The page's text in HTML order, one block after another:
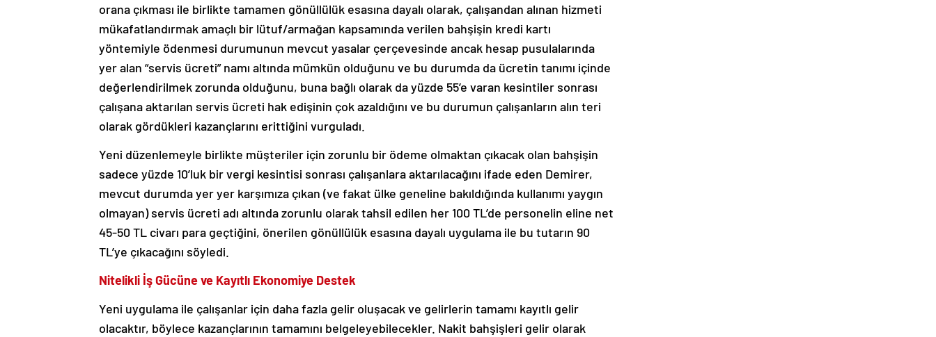
orana çıkması ile birlikte tamamen gönüllülük esasına dayalı olarak, çalışandan alınan hizmeti
mükafatlandırmak amaçlı bir lütuf/armağan kapsamında verilen bahşişin kredi kartı
yöntemiyle ödenmesi durumunun mevcut yasalar çerçevesinde ancak hesap pusulalarında
yer alan “servis ücreti” namı altında mümkün olduğunu ve bu durumda da ücretin tanımı içinde
değerlendirilmek zorunda olduğunu, buna bağlı olarak da yüzde 55’e varan kesintiler sonrası
çalışana aktarılan servis ücreti hak edişinin çok azaldığını ve bu durumun çalışanların alın teri
olarak gördükleri kazançlarını erittiğini vurguladı.
Yeni düzenlemeyle birlikte müşteriler için zorunlu bir ödeme olmaktan çıkacak olan bahşişin
sadece yüzde 10’luk bir vergi kesintisi sonrası çalışanlara aktarılacağını ifade eden Demirer,
mevcut durumda yer yer karşımıza çıkan (ve fakat ülke geneline bakıldığında kullanımı yaygın
olmayan) servis ücreti adı altında zorunlu olarak tahsil edilen her 100 TL’de personelin eline net
45-50 TL civarı para geçtiğini, önerilen gönüllülük esasına dayalı uygulama ile bu tutarın 90
TL’ye çıkacağını söyledi.
Nitelikli İş Gücüne ve Kayıtlı Ekonomiye Destek
Yeni uygulama ile çalışanlar için daha fazla gelir oluşacak ve gelirlerin tamamı kayıtlı gelir
olacaktır, böylece kazançlarının tamamını belgeleyebilecekler. Nakit bahşişleri gelir olarak